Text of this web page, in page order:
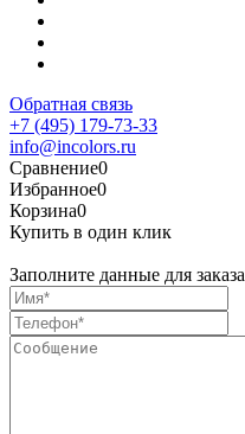
Обратная связь
+7 (495) 179-73-33
info@incolors.ru
Сравнение0
Избранное0
Корзина0
Купить в один клик
Заполните данные для заказа